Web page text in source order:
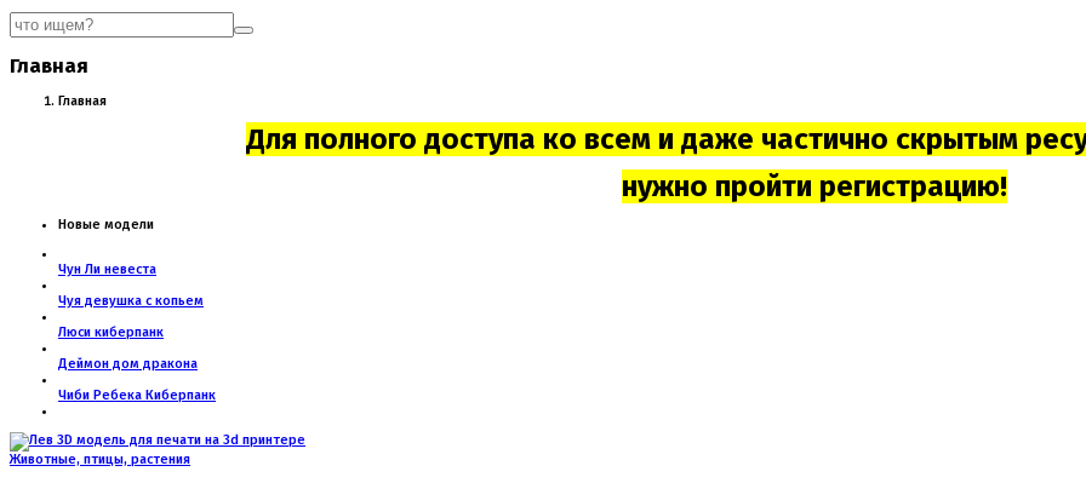
Главная
Главная
Для полного доступа ко всем и даже частично скрытым
нужно пройти регистрацию!
Новые модели
Чун Ли невеста
Чуя девушка с копьем
Люси киберпанк
Деймон дом дракона
Чиби Ребека Киберпанк
Животные, птицы, растения